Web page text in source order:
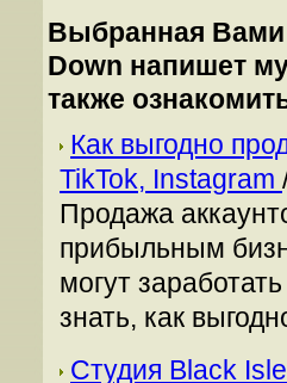
Выбранная Вами
Down напишет
также
Как выгодно
TikTok, Instagram
Продажа
прибыльным
могут
знать, как
Студия Black